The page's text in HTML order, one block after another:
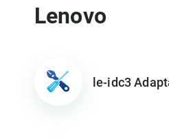
Lenovo
le-idc3